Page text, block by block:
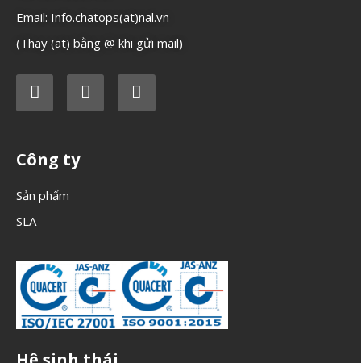
Email: Info.chatops(at)nal.vn
(Thay (at) bằng @ khi gửi mail)
Công ty
Sản phẩm
SLA